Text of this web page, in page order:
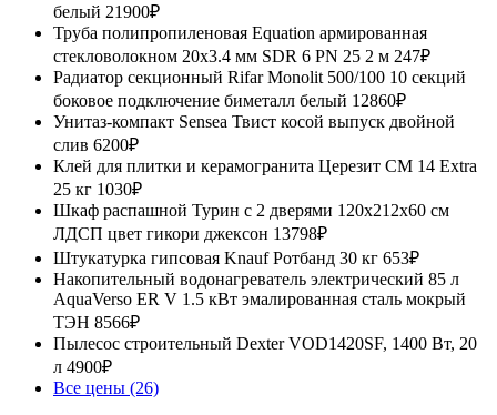
белый 21900₽
Труба полипропиленовая Equation армированная
стекловолокном 20x3.4 мм SDR 6 PN 25 2 м 247₽
Радиатор секционный Rifar Monolit 500/100 10 секций
боковое подключение биметалл белый 12860₽
Унитаз-компакт Sensea Твист косой выпуск двойной
слив 6200₽
Клей для плитки и керамогранита Церезит CM 14 Extra
25 кг 1030₽
Шкаф распашной Турин с 2 дверями 120x212x60 см
ЛДСП цвет гикори джексон 13798₽
Штукатурка гипсовая Knauf Ротбанд 30 кг 653₽
Накопительный водонагреватель электрический 85 л
AquaVerso ER V 1.5 кВт эмалированная сталь мокрый
ТЭН 8566₽
Пылесос строительный Dexter VOD1420SF, 1400 Вт, 20
л 4900₽
Все цены (26)